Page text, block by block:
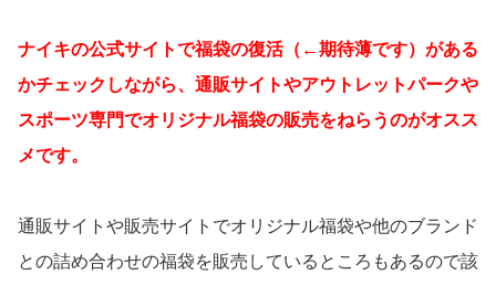
ナイキの公式サイトで福袋の復活（←期待薄です）がある
かチェックしながら、通販サイトやアウトレットパークや
スポーツ専門でオリジナル福袋の販売をねらうのがオスス
メです。
通販サイトや販売サイトでオリジナル福袋や他のブランド
との詰め合わせの福袋を販売しているところもあるので該